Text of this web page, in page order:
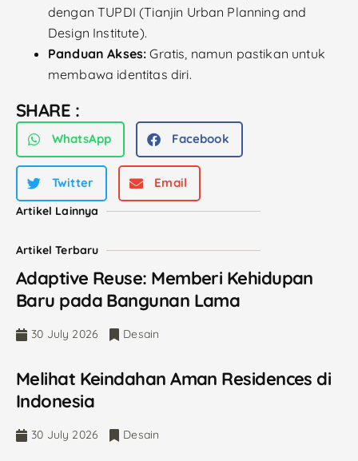
dengan TUPDI (Tianjin Urban Planning and
Design Institute).
Panduan Akses: Gratis, namun pastikan untuk
membawa identitas diri.
SHARE :
WhatsApp Facebook
Twitter Email
Artikel Lainnya
Artikel Terbaru
Adaptive Reuse: Memberi Kehidupan
Baru pada Bangunan Lama
30 July 2026 Desain
Melihat Keindahan Aman Residences di
Indonesia
30 July 2026 Desain